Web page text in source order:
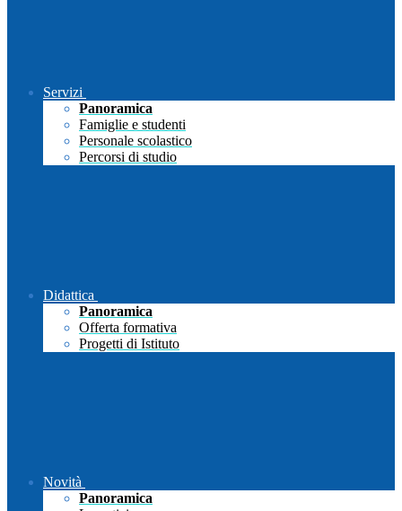
Servizi
Panoramica
Famiglie e studenti
Personale scolastico
Percorsi di studio
Didattica
Panoramica
Offerta formativa
Progetti di Istituto
Novità
Panoramica